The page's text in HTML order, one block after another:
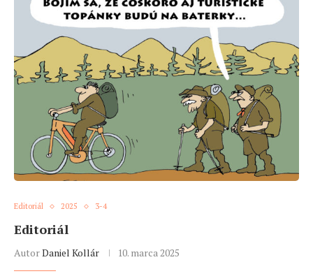
Editoriál 2025 3-4
Editoriál
AutorDaniel Kollár 10. marca 2025